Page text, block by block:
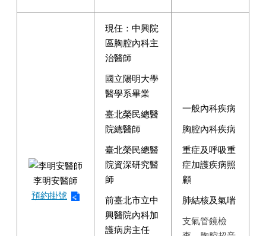
李明安醫師
預約掛號
現任：中興院
區胸腔內科主
治醫師
國立陽明大學
醫學系畢業
臺北榮民總醫
院總醫師
臺北榮民總醫
院資深研究醫
師
前臺北市立中
興醫院內科加
護病房主任
一般內科疾病
胸腔內科疾病
重症及呼吸重
症加護疾病照
顧
肺結核及氣喘
支氣管鏡檢